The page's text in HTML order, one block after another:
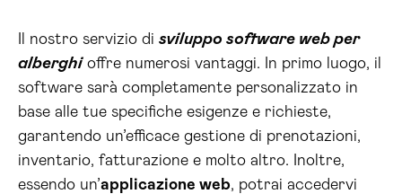
Il nostro servizio di sviluppo software web per
alberghioffre numerosi vantaggi. In primo luogo, il
software sarà completamente personalizzato in
base alle tue specifiche esigenze e richieste,
garantendo un’efficace gestione di prenotazioni,
inventario, fatturazione e molto altro. Inoltre,
essendo un’applicazione web, potrai accedervi